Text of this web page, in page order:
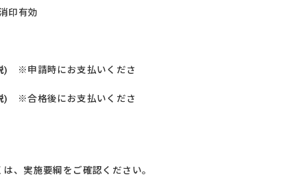
印有効
)
※申請時にお支払いくださ
)
※合格後にお支払いくださ
、実施要綱をご確認ください。